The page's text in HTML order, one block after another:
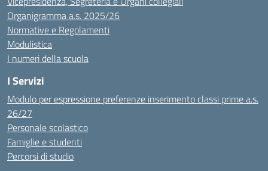
Organigramma a.s. 2025/26
Normative e Regolamenti
Modulistica
I numeri della scuola
I Servizi
Modulo per espressione preferenze inserimento classi prime a.s.
26/27
Personale scolastico
Famiglie e studenti
Percorsi di studio